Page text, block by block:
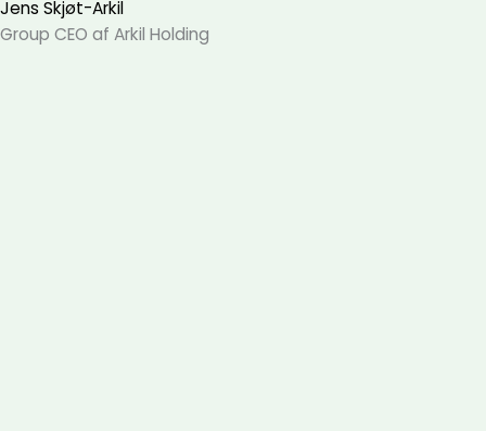
Jens Skjøt-Arkil
Group CEO af Arkil Holding